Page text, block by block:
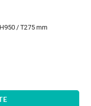
/ T275 mm